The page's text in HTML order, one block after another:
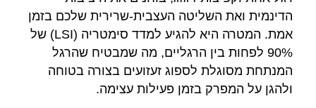
הדינמית ואת השליטה העצבית-שרירית שלכם בזמן
אמת. המטרה היא להגיע למדד סימטריה (LSI) של
90% לפחות בין הרגליים, מה שמבטיח שהרגל
המנתחת מסוגלת לספוג זעזועים בצורה בטוחה
ולהגן על המפרק בזמן פעילות עצימה.